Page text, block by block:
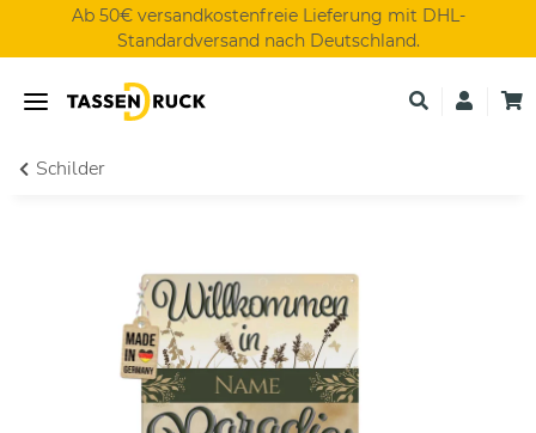
Ab 50€ versandkostenfreie Lieferung mit DHL-
Standardversand nach Deutschland.
Schilder